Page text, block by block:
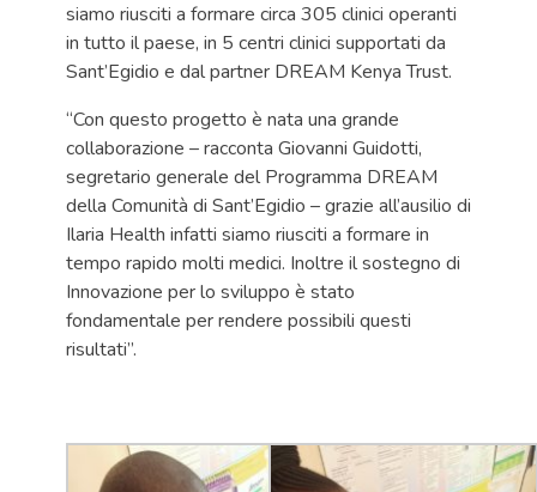
siamo riusciti a formare circa 305 clinici operanti
in tutto il paese, in 5 centri clinici supportati da
Sant’Egidio e dal partner DREAM Kenya Trust.
“Con questo progetto è nata una grande
collaborazione – racconta Giovanni Guidotti,
segretario generale del Programma DREAM
della Comunità di Sant’Egidio – grazie all’ausilio di
Ilaria Health infatti siamo riusciti a formare in
tempo rapido molti medici. Inoltre il sostegno di
Innovazione per lo sviluppo è stato
fondamentale per rendere possibili questi
risultati”.